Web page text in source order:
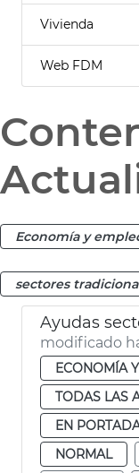
Vivienda
Web FDM
Economía y
sectores
Ayudas
modificado
ECONOMÍA
TODAS LAS
EN
NORMAL